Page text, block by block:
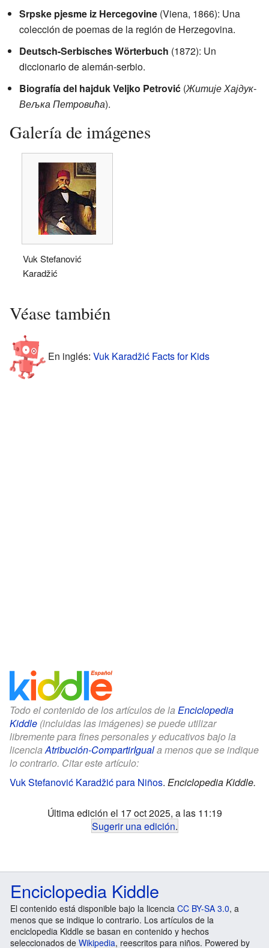
Srpske pjesme iz Hercegovine (Viena, 1866): Una
colección de poemas de la región de Herzegovina.
Deutsch-Serbisches Wörterbuch (1872): Un
diccionario de alemán-serbio.
Biografía del hajduk Veljko Petrović (Житије Хајдук-
Вељка Петровића).
Galería de imágenes
Vuk Stefanović
Karadžić
Véase también
En inglés: Vuk Karadžić Facts for Kids
Todo el contenido de los artículos de la Enciclopedia
Kiddle (incluidas las imágenes) se puede utilizar
libremente para fines personales y educativos bajo la
licenciaAtribución-CompartirIguala menos que se indique
lo contrario. Citar este artículo:
Vuk Stefanović Karadžić para Niños. Enciclopedia Kiddle.
Última edición el 17 oct 2025, a las 11:19
Sugerir una edición.
Enciclopedia Kiddle
El contenido está disponible bajo la licencia CC BY-SA 3.0, a
menos que se indique lo contrario. Los artículos de la
enciclopedia Kiddle se basan en contenido y hechos
seleccionados de Wikipedia, reescritos para niños. Powered by